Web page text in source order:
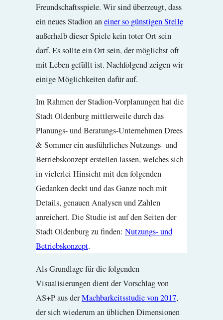
Freundschaftsspiele. Wir sind überzeugt, dass
ein neues Stadion aneiner so günstigen Stelle
außerhalb dieser Spiele kein toter Ort sein
darf. Es sollte ein Ort sein, der möglichst oft
mit Leben gefüllt ist. Nachfolgend zeigen wir
einige Möglichkeiten dafür auf.
Im Rahmen der Stadion-Vorplanungen hat die
Stadt Oldenburg mittlerweile durch das
Planungs- und Beratungs-Unternehmen Drees
& Sommer ein ausführliches Nutzungs- und
Betriebskonzept erstellen lassen, welches sich
in vielerlei Hinsicht mit den folgenden
Gedanken deckt und das Ganze noch mit
Details, genauen Analysen und Zahlen
anreichert. Die Studie ist auf den Seiten der
Stadt Oldenburg zu finden: Nutzungs- und
Betriebskonzept.
Als Grundlage für die folgenden
Visualisierungen dient der Vorschlag von
AS+P aus derMachbarkeitsstudie von 2017,
der sich wiederum an üblichen Dimensionen